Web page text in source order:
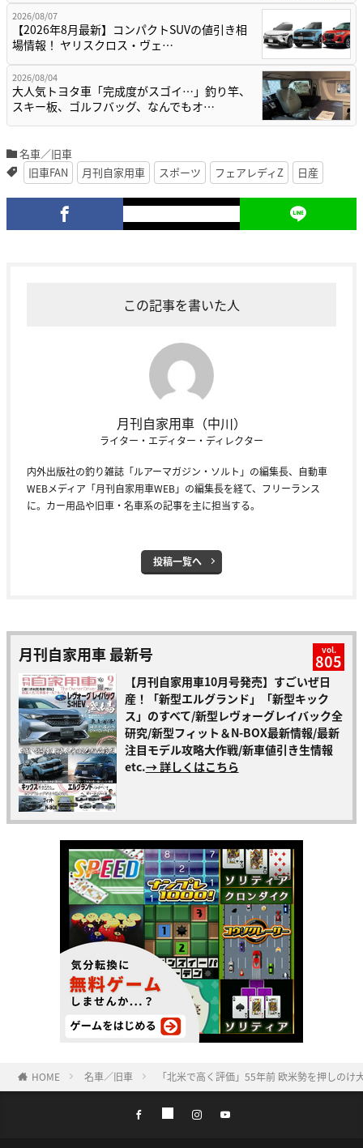
2026/08/07
【2026年8月最新】コンパクトSUVの値引き相
場情報！ ヤリスクロス・ヴェ…
2026/08/04
大人気トヨタ車「完成度がスゴイ…」釣り竿、
スキー板、ゴルフバッグ、なんでもオ…
名車／旧車
旧車FAN
月刊自家用車 スポーツ フェアレディZ 日産
この記事を書いた人
月刊自家用車（中川）
ライター・エディター・ディレクター
内外出版社の釣り雑誌「ルアーマガジン・ソルト」の編集長、自動車
WEBメディア「月刊自家用車WEB」の編集長を経て、フリーランス
に。カー用品や旧車・名車系の記事を主に担当する。
投稿一覧へ
月刊自家用車 最新号 vol.
805
【月刊自家用車10月号発売】すごいぜ日
産！「新型エルグランド」「新型キック
ス」のすべて/新型レヴォーグレイバック全
研究/新型フィット＆N-BOX最新情報/最新
注目モデル攻略大作戦/新車値引き生情報
etc.→ 詳しくはこちら
HOME 名車／旧車 「北米で高く評価」55年前 欧米勢を押しの